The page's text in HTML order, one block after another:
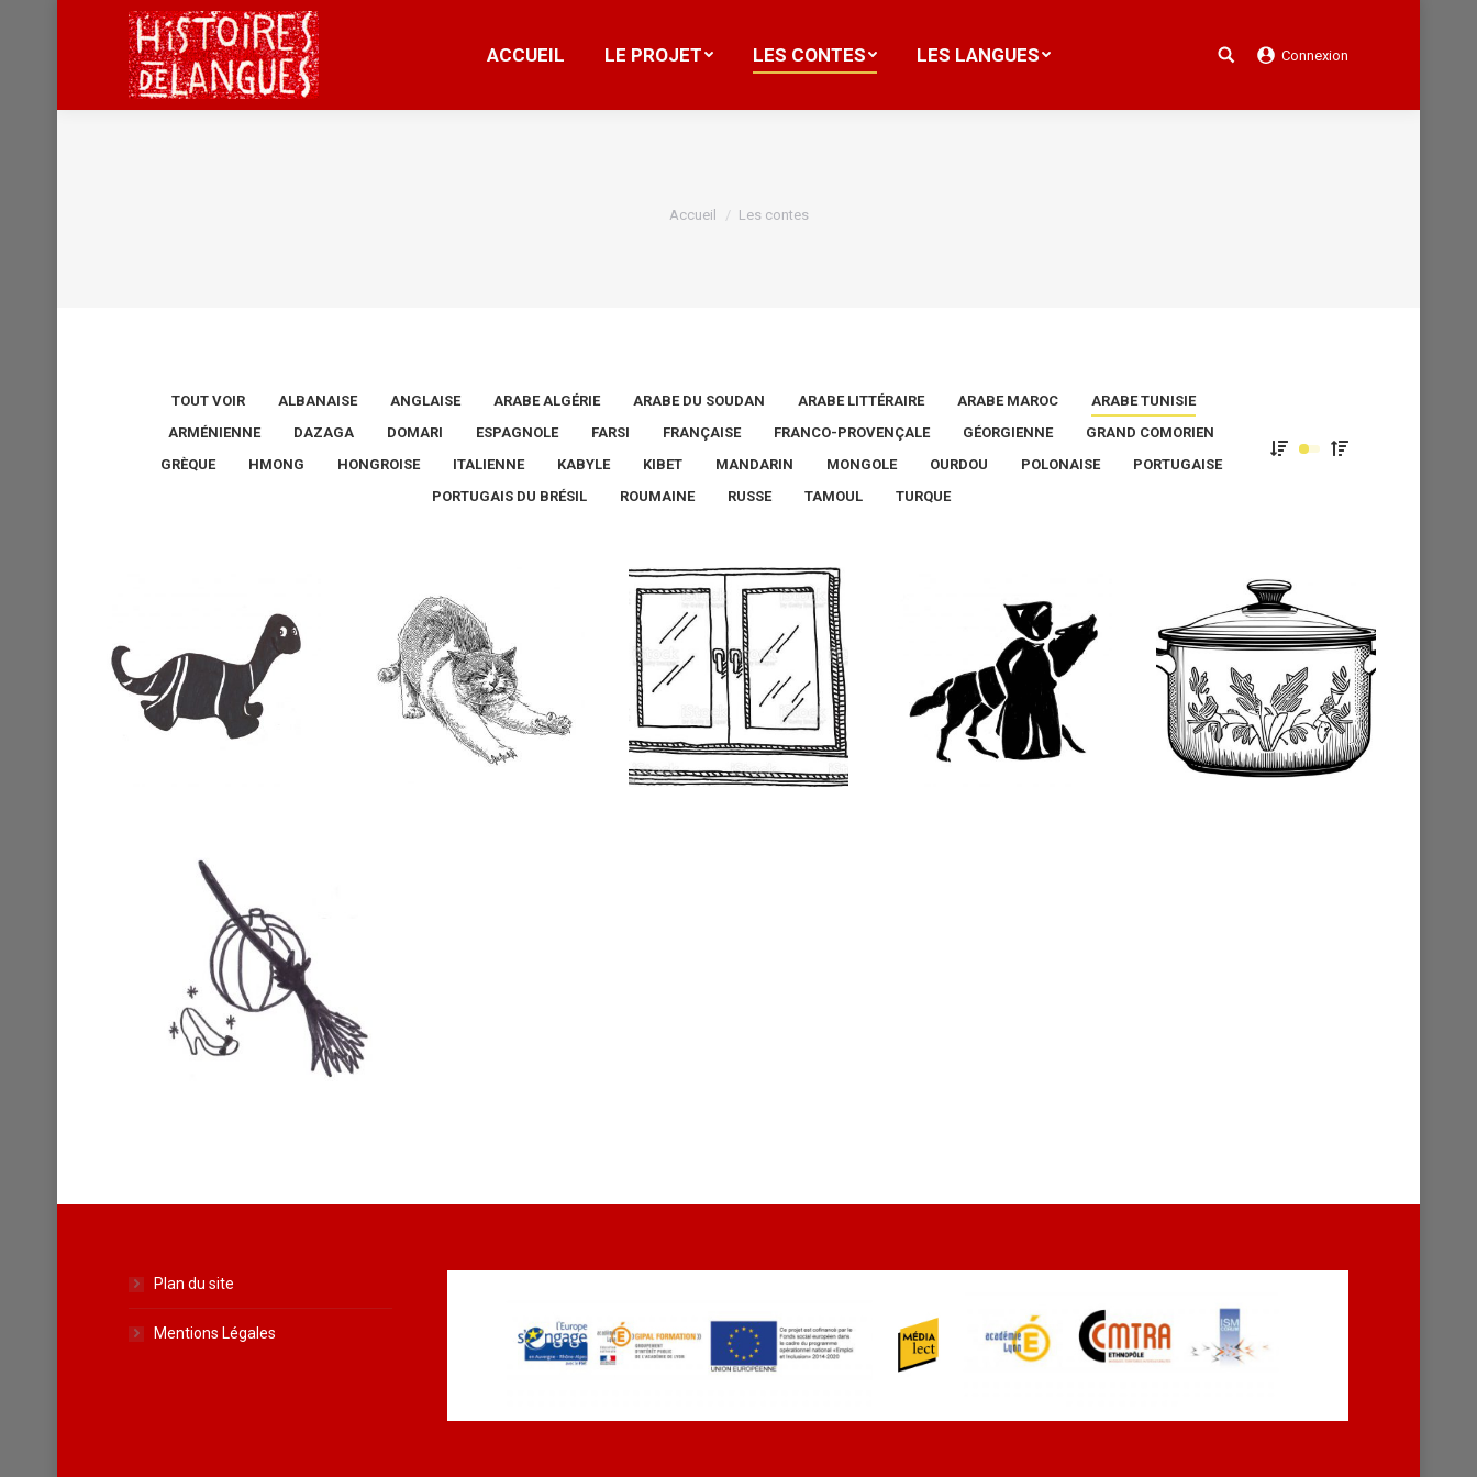
ACCUEIL LE PROJET LES CONTES LES LANGUES Search: Connexion
Vous êtes ici :
Accueil Les contes
TOUT VOIR ALBANAISE ANGLAISE ARABE ALGÉRIE ARABE DU SOUDAN ARABE LITTÉRAIRE ARABE MAROC
ARABE TUNISIE
ARMÉNIENNE
DAZAGA DOMARI ESPAGNOLE FARSI FRANÇAISE FRANCO-PROVENÇALE GÉORGIENNE
GRAND COMORIEN
GRÈQUE
HMONG HONGROISE ITALIENNE KABYLE KIBET MANDARIN MONGOLE OURDOU POLONAISE
PORTUGAISE
PORTUGAIS DU BRÉSIL
ROUMAINE RUSSE TAMOUL TURQUE
Plan du site
Mentions Légales
ACCUEIL LE PROJET LES CONTES LES LANGUES Search: